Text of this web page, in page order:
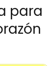
para